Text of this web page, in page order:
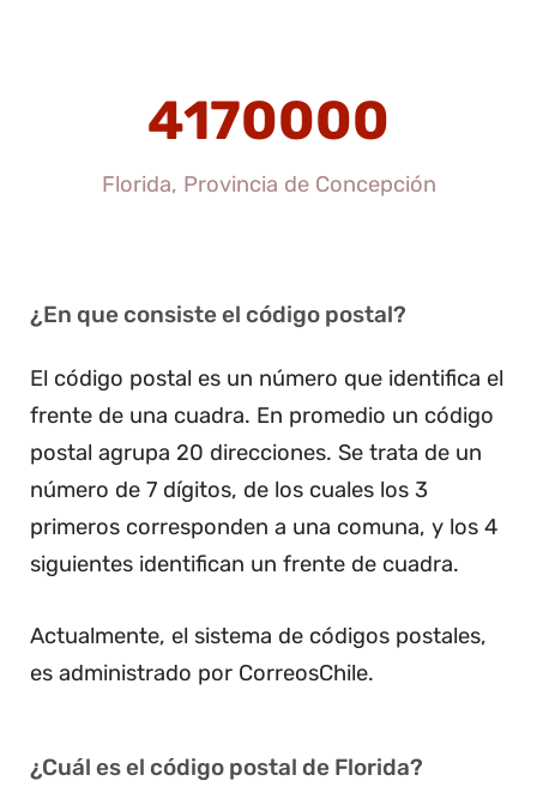
4170000
Florida, Provincia de Concepción
¿En que consiste el código postal?
El código postal es un número que identifica el
frente de una cuadra. En promedio un código
postal agrupa 20 direcciones. Se trata de un
número de 7 dígitos, de los cuales los 3
primeros corresponden a una comuna, y los 4
siguientes identifican un frente de cuadra.
Actualmente, el sistema de códigos postales,
es administrado por CorreosChile.
¿Cuál es el código postal de Florida?